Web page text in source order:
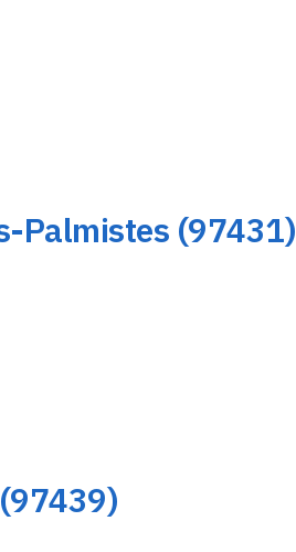
Palmistes (97431)